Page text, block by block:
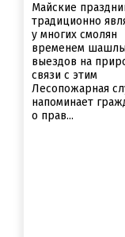
Майские
традиционно
у многих смолян
временем
выездов на
связи с этим
Лесопожарная
напоминает
о прав...